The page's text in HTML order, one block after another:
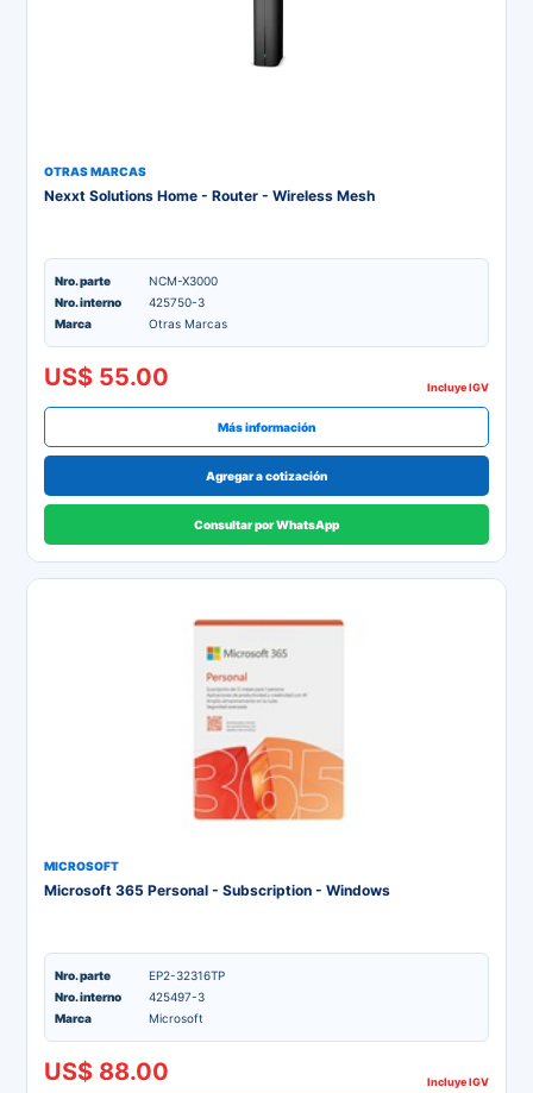
OTRAS MARCAS
Nexxt Solutions Home - Router - Wireless Mesh
Nro. parte
NCM-X3000
Nro. interno
425750-3
Marca
Otras Marcas
US$ 55.00 Incluye IGV
Más información
Agregar a cotización
Consultar por WhatsApp
MICROSOFT
Microsoft 365 Personal - Subscription - Windows
Nro. parte
EP2-32316TP
Nro. interno
425497-3
Marca
Microsoft
US$ 88.00 Incluye IGV